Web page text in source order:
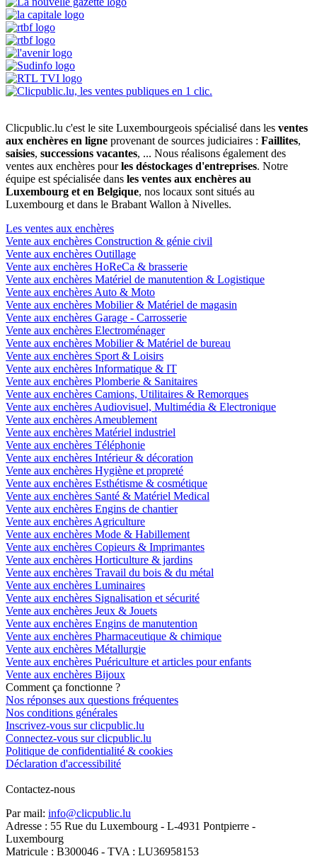
Clicpublic.lu c'est le site Luxembourgeois spécialisé dans les ventes
aux enchères en ligne provenant de sources judiciaires : Faillites,
saisies, successions vacantes, ... Nous réalisons également des
ventes aux enchères pourles déstockages d'entreprises. Notre
équipe est spécialisée dans les ventes aux enchères au
Luxembourg et en Belgique, nos locaux sont situés au
Luxembourg et dans le Brabant Wallon à Nivelles.
Les ventes aux enchères
Vente aux enchères Construction & génie civil
Vente aux enchères Outillage
Vente aux enchères HoReCa & brasserie
Vente aux enchères Matériel de manutention & Logistique
Vente aux enchères Auto & Moto
Vente aux enchères Mobilier & Matériel de magasin
Vente aux enchères Garage - Carrosserie
Vente aux enchères Electroménager
Vente aux enchères Mobilier & Matériel de bureau
Vente aux enchères Sport & Loisirs
Vente aux enchères Informatique & IT
Vente aux enchères Plomberie & Sanitaires
Vente aux enchères Camions, Utilitaires & Remorques
Vente aux enchères Audiovisuel, Multimédia & Electronique
Vente aux enchères Ameublement
Vente aux enchères Matériel industriel
Vente aux enchères Téléphonie
Vente aux enchères Intérieur & décoration
Vente aux enchères Hygiène et propreté
Vente aux enchères Esthétisme & cosmétique
Vente aux enchères Santé & Matériel Medical
Vente aux enchères Engins de chantier
Vente aux enchères Agriculture
Vente aux enchères Mode & Habillement
Vente aux enchères Copieurs & Imprimantes
Vente aux enchères Horticulture & jardins
Vente aux enchères Travail du bois & du métal
Vente aux enchères Luminaires
Vente aux enchères Signalisation et sécurité
Vente aux enchères Jeux & Jouets
Vente aux enchères Engins de manutention
Vente aux enchères Pharmaceutique & chimique
Vente aux enchères Métallurgie
Vente aux enchères Puériculture et articles pour enfants
Vente aux enchères Bijoux
Comment ça fonctionne ?
Nos réponses aux questions fréquentes
Nos conditions générales
Inscrivez-vous sur clicpublic.lu
Connectez-vous sur clicpublic.lu
Politique de confidentialité & cookies
Déclaration d'accessibilité
Contactez-nous
Par mail: info@clicpublic.lu
Adresse : 55 Rue du Luxembourg - L-4931 Pontpierre -
Luxembourg
Matricule : B300046 - TVA : LU36958153